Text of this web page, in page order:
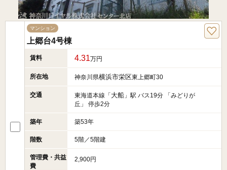
マンション
上郷台4号棟
賃料 4.31万円
所在地 神奈川県横浜市栄区東上郷町30
交通 東海道本線「 大船 」駅 バス19分 「みどりが
丘」 停歩2分
築年 築53年
階数 5階／5階建
管理費・共益
費
2,900円